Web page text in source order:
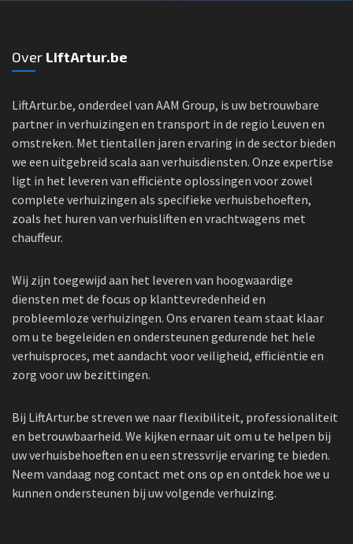
Over LiftArtur.be
LiftArtur.be, onderdeel van AAM Group, is uw betrouwbare
partner in verhuizingen en transport in de regio Leuven en
omstreken. Met tientallen jaren ervaring in de sector bieden
we een uitgebreid scala aan verhuisdiensten. Onze expertise
ligt in het leveren van efficiënte oplossingen voor zowel
complete verhuizingen als specifieke verhuisbehoeften,
zoals het huren van verhuisliften en vrachtwagens met
chauffeur.
Wij zijn toegewijd aan het leveren van hoogwaardige
diensten met de focus op klanttevredenheid en
probleemloze verhuizingen. Ons ervaren team staat klaar
om u te begeleiden en ondersteunen gedurende het hele
verhuisproces, met aandacht voor veiligheid, efficiëntie en
zorg voor uw bezittingen.
Bij LiftArtur.be streven we naar flexibiliteit, professionaliteit
en betrouwbaarheid. We kijken ernaar uit om u te helpen bij
uw verhuisbehoeften en u een stressvrije ervaring te bieden.
Neem vandaag nog contact met ons op en ontdek hoe we u
kunnen ondersteunen bij uw volgende verhuizing.